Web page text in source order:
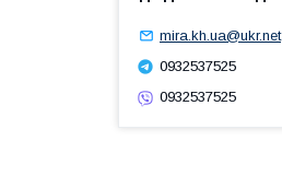
mira.kh.ua@ukr.net
0932537525
0932537525